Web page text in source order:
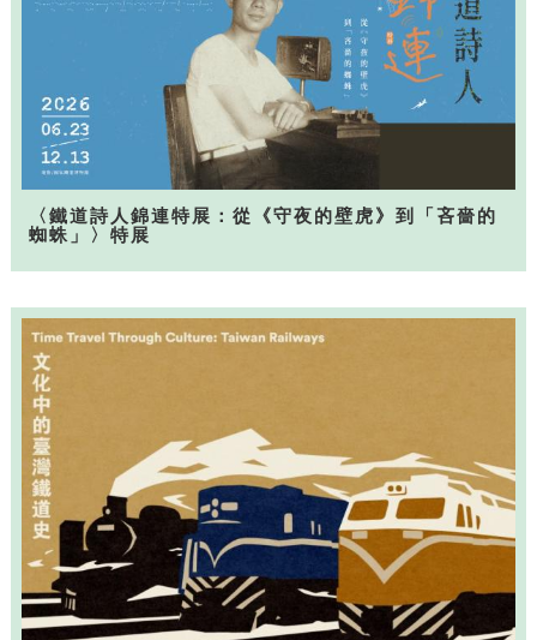
〈鐵道詩人錦連特展：從《守夜的壁虎》到「吝嗇的
蜘蛛」〉特展